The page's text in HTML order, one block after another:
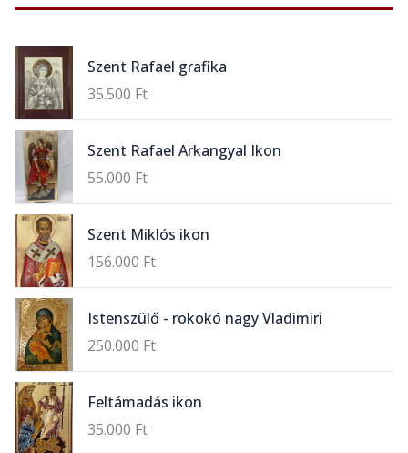
Szent Rafael grafika
35.500 Ft
Szent Rafael Arkangyal Ikon
55.000 Ft
Szent Miklós ikon
156.000 Ft
Istenszülő - rokokó nagy Vladimiri
250.000 Ft
Feltámadás ikon
35.000 Ft